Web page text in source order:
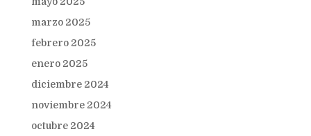
marzo 2025
febrero 2025
enero 2025
diciembre 2024
noviembre 2024
octubre 2024